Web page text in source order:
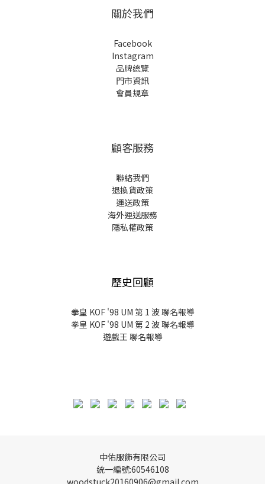
關於我們
Facebook
Instagram
品牌總覽
門市資訊
會員規章
顧客服務
聯絡我們
退換貨政策
運送政策
海外運送服務
隱私權政策
歷史回顧
拳皇 KOF '98 UM 第 1 波 聯名報導
拳皇 KOF '98 UM 第 2 波 聯名報導
遊戲王 聯名報導
中佑服飾有限公司
統一編號:60546108
woodstuck20160906@gmail.com